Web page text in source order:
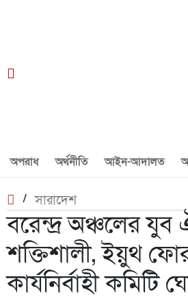
অপরাধ অর্থনীতি আইন-আদালত
/সারাদেশ
বরেন্দ্র অঞ্চলের
শক্তিশালী, ইয়ুথ
কার্যনির্বাহী কমিটি